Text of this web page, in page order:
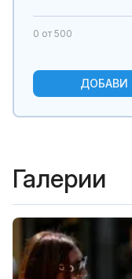
0 от 500
ДОБАВИ
Галерии